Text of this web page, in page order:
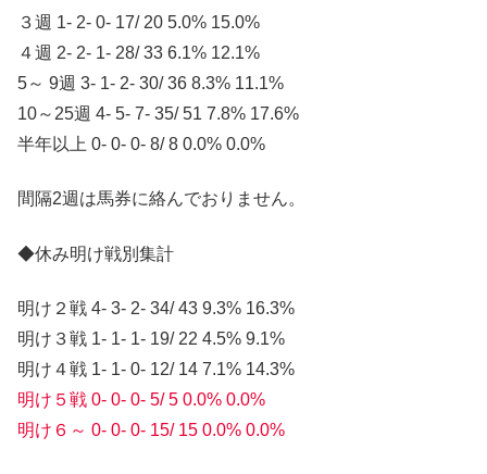
３週 1- 2- 0- 17/ 20 5.0% 15.0%
４週 2- 2- 1- 28/ 33 6.1% 12.1%
5～ 9週 3- 1- 2- 30/ 36 8.3% 11.1%
10～25週 4- 5- 7- 35/ 51 7.8% 17.6%
半年以上 0- 0- 0- 8/ 8 0.0% 0.0%
間隔2週は馬券に絡んでおりません。
◆休み明け戦別集計
明け２戦 4- 3- 2- 34/ 43 9.3% 16.3%
明け３戦 1- 1- 1- 19/ 22 4.5% 9.1%
明け４戦 1- 1- 0- 12/ 14 7.1% 14.3%
明け５戦 0- 0- 0- 5/ 5 0.0% 0.0%
明け６～ 0- 0- 0- 15/ 15 0.0% 0.0%